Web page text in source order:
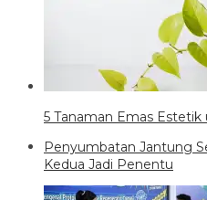
5 Tanaman Emas
Penyumbatan Jantung
Kedua Jadi Penentu